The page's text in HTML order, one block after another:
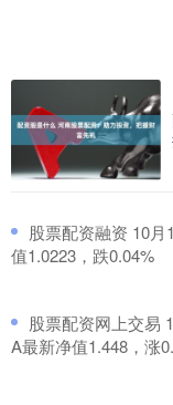
股票配资融资 10
值1.0223，跌0.04%
股票配资网上交易
A最新净值1.448，涨